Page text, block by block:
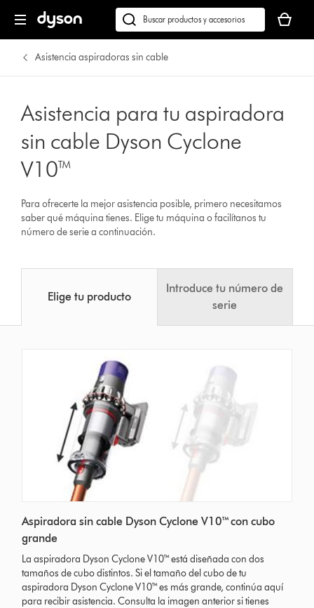
Buscar
en
dyson.es
cesta
está
Asistencia aspiradoras sin cable
Asistencia para tu aspiradora
sin cable Dyson Cyclone
V10™
Para ofrecerte la mejor asistencia posible, primero necesitamos
saber qué máquina tienes. Elige tu máquina o facilítanos tu
número de serie a continuación.
Elige tu producto
Introduce tu número de
serie
Aspiradora sin cable Dyson Cyclone V10™ con cubo
grande
La aspiradora Dyson Cyclone V10™ está diseñada con dos
tamaños de cubo distintos. Si el tamaño del cubo de tu
aspiradora Dyson Cyclone V10™ es más grande, continúa aquí
para recibir asistencia. Consulta la imagen anterior si tienes